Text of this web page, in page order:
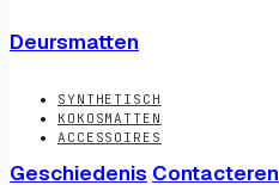
Deursmatten
SYNTHETISCH
KOKOSMATTEN
ACCESSOIRES
Geschiedenis Contacteren